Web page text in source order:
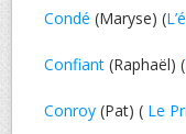
Condé (Maryse) (
Confiant (Raphaël) (
Conroy (Pat) ( Le